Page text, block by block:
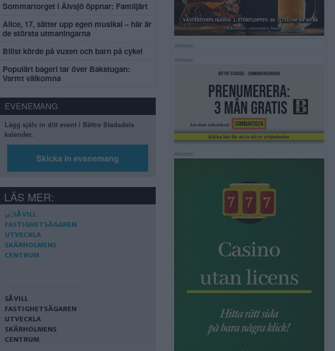
Sommartorget i Älvsjö öppnar: Familjärt
Alice, 17, sätter upp egen musikal – här är
de största utmaningarna
Bilist körde på vuxen och barn på cykel
Populärt bageri tar över Bakstugan:
Varmt välkomna
EVENEMANG
Lägg själv in ditt event i Bättre Stadsdels
kalender.
Skicka in evenemang
LÄS MER:
SÅ VILL
FASTIGHETSÄGAREN
UTVECKLA
SKÄRHOLMENS
CENTRUM
Annons:
Annons:
Annons: